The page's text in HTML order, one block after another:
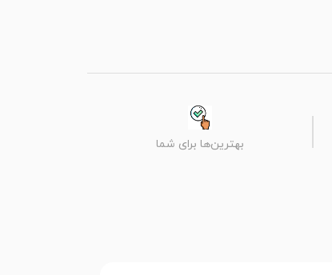
بهترین‌ها برای شما